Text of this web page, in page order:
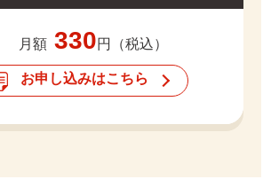
月額 330円（税込）
お申し込みはこちら